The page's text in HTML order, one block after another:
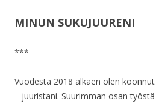
MINUN SUKUJUURENI
***
Vuodesta 2018 alkaen olen
– juuristani. Suurimman osan